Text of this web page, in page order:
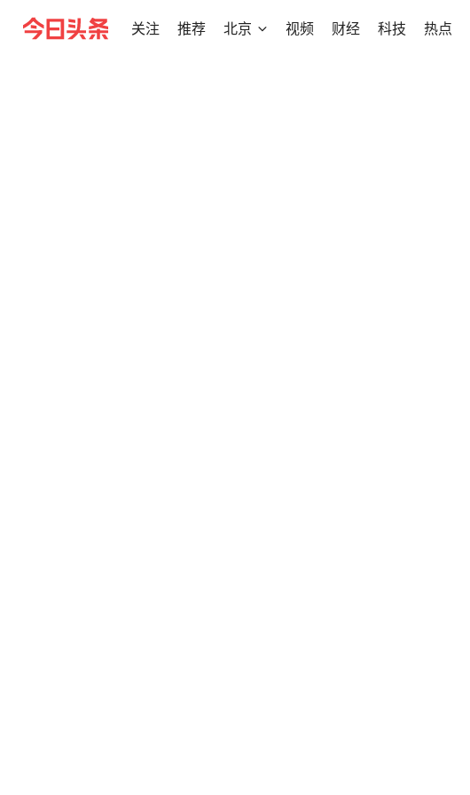
关注 推荐 北京 视频 财经 科技 热点